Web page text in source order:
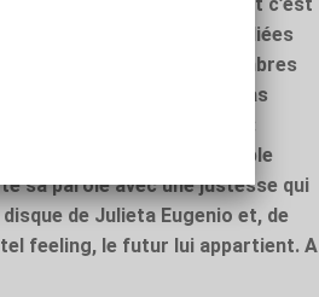
les mélodies fines et déliées
entre chacun des membres
qui en découle n’est pas
comme une évidence :
flux musical du trio semble
sa parole avec une justesse qui
de Julieta Eugenio et, de
feeling, le futur lui appartient. A